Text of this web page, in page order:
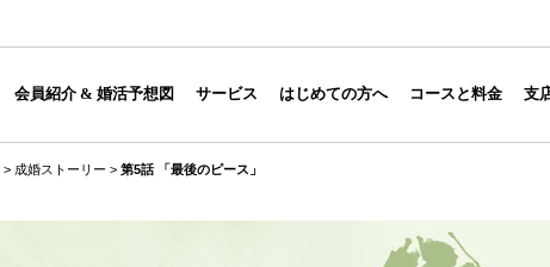
会員紹介 & 婚活予想図 サービス はじめての方へ コースと料金 支
> 成婚ストーリー > 第5話 「最後のピース」